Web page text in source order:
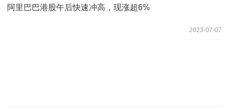
阿里巴巴港股午后快速冲高，现涨超6%
2023-07-07